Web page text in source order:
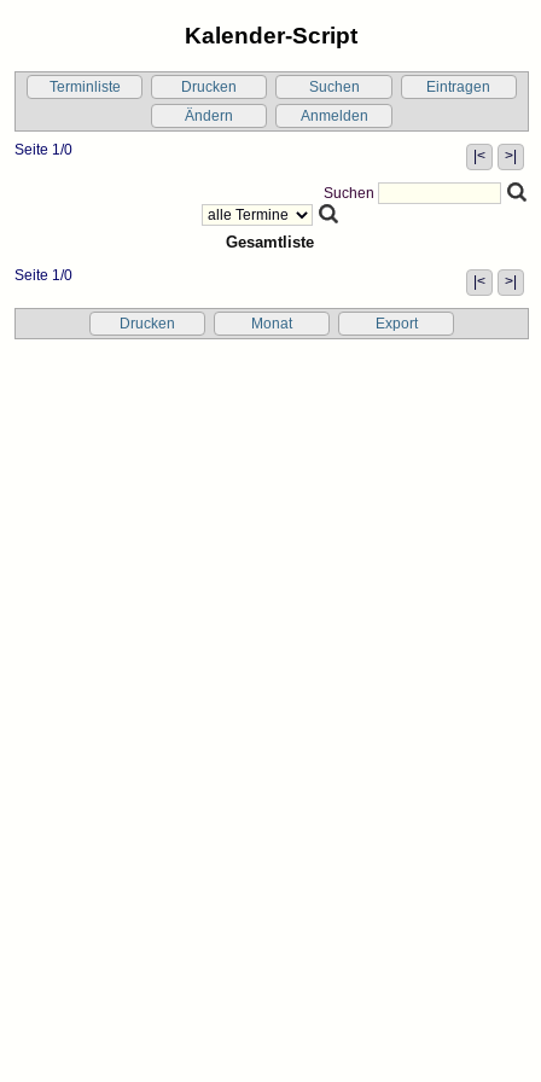
Kalender-Script
Terminliste Drucken Suchen
Eintragen
Ändern
Anmelden
Seite 1/0
|< >|
Suchen
Gesamtliste
Seite 1/0 |< >|
Drucken Monat Export